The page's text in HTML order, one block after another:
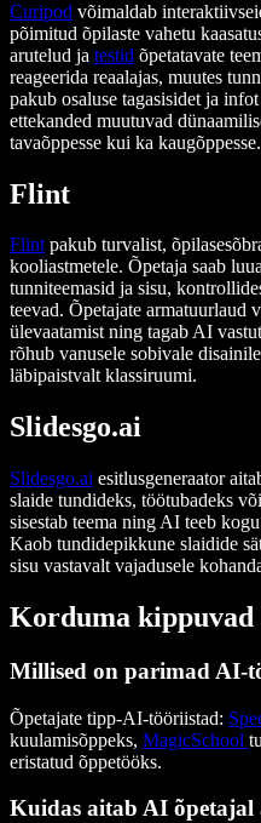
Curipod võimaldab
põimitud õpilaste vahetu
arutelud ja testid õpetatavate
reageerida reaalajas, muutes
pakub osaluse tagasisidet ja infot
ettekanded muutuvad
tavaõppesse kui ka kaugõppesse.
Flint
Flintpakub turvalist,
kooliastmetele. Õpetaja saab
tunniteemasid ja sisu,
teevad. Õpetajate armatuurlaud
ülevaatamist ning tagab AI
rõhub vanusele sobivale
läbipaistvalt klassiruumi.
Slidesgo.ai
Slidesgo.ai esitlusgeneraator
slaide tundideks, töötubadeks
sisestab teema ning AI teeb
Kaob tundidepikkune slaidide
sisu vastavalt vajadusele
Korduma kippuvad
Millised on parimad AI-
Õpetajate tipp-AI-tööriistad:
kuulamisõppeks, MagicSchool
eristatud õppetööks.
Kuidas aitab AI õpetajal